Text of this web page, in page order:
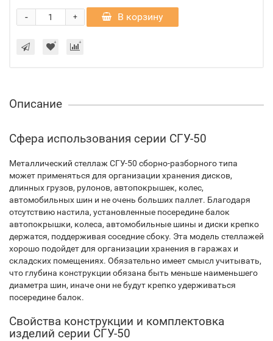
+
- В корзину
Описание
Сфера использования серии СГУ-50
Металлический стеллаж СГУ-50 сборно-разборного типа
может применяться для организации хранения дисков,
длинных грузов, рулонов, автопокрышек, колес,
автомобильных шин и не очень больших паллет. Благодаря
отсутствию настила, установленные посередине балок
автопокрышки, колеса, автомобильные шины и диски крепко
держатся, поддерживая соседние сбоку. Эта модель стеллажей
хорошо подойдет для организации хранения в гаражах и
складских помещениях. Обязательно имеет смысл учитывать,
что глубина конструкции обязана быть меньше наименьшего
диаметра шин, иначе они не будут крепко удерживаться
посередине балок.
Свойства конструкции и комплектовка
изделий серии СГУ-50